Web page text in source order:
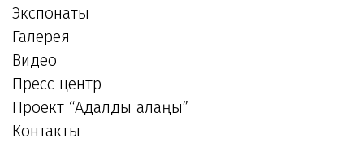
Экспонаты
Галерея
Видео
Пресс центр
Проект “Адалдық алаңы”
Контакты